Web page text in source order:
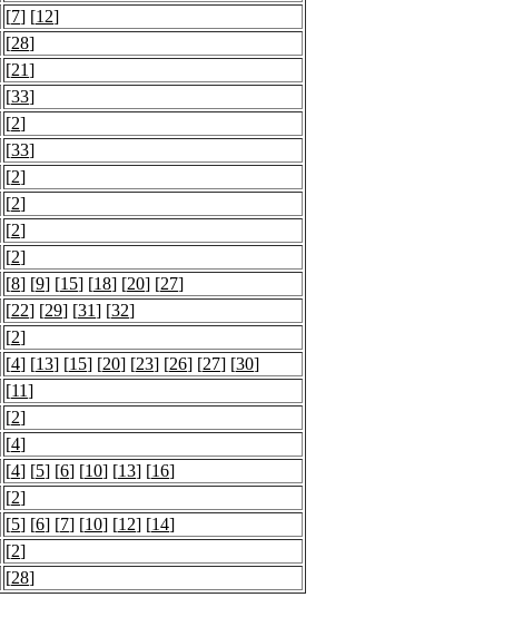
[7] [12]
[28]
[21]
[33]
[2]
[33]
[2]
[2]
[2]
[2]
[8] [9] [15] [18] [20] [27]
[22] [29] [31] [32]
[2]
[4] [13] [15] [20] [23] [26] [27] [30]
[11]
[2]
[4]
[4] [5] [6] [10] [13] [16]
[2]
[5] [6] [7] [10] [12] [14]
[2]
[28]